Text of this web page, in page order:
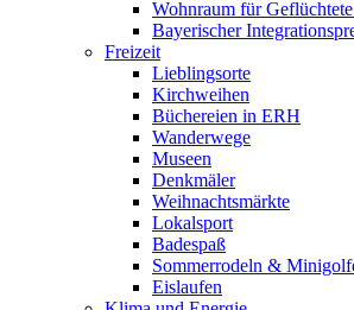
Wohnraum für
Bayerischer
Freizeit
Lieblingsorte
Kirchweihen
Büchereien in ERH
Wanderwege
Museen
Denkmäler
Weihnachtsmärkte
Lokalsport
Badespaß
Sommerrodeln &
Eislaufen